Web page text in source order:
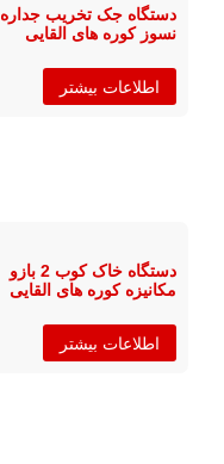
دستگاه جک تخریب جداره
نسوز کوره های القایی
اطلاعات بیشتر
دستگاه خاک کوب 2 بازو
مکانیزه کوره های القایی
اطلاعات بیشتر